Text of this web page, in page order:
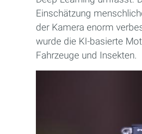
Einschätzung
der Kamera enorm
wurde die KI-basierte
Fahrzeuge und Insekten.